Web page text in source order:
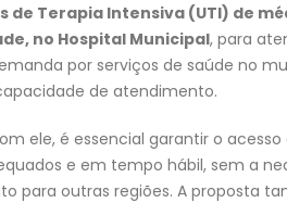
de Terapia Intensiva (UTI) de
no Hospital Municipal, para
por serviços de saúde no
de atendimento.
ele, é essencial garantir o acesso
e em tempo hábil, sem a
para outras regiões. A proposta